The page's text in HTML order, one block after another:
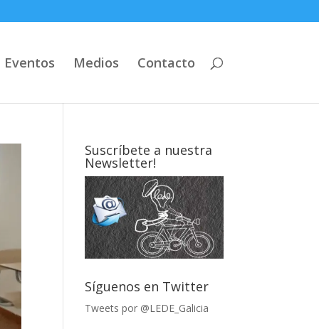
Eventos Medios Contacto
Suscríbete a nuestra
Newsletter!
Síguenos en Twitter
Tweets por @LEDE_Galicia